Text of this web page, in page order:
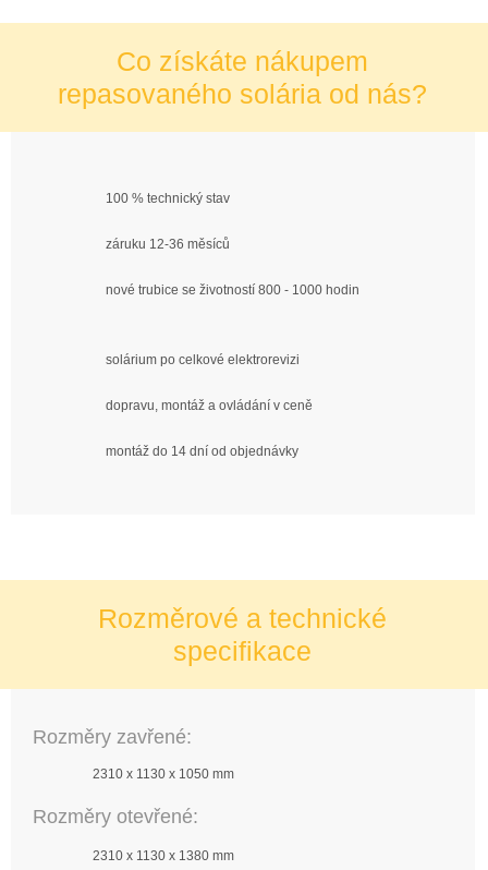
Co získáte nákupem
repasovaného solária od nás?
100 % technický stav
záruku 12-36 měsíců
nové trubice se životností 800 - 1000 hodin
solárium po celkové elektrorevizi
dopravu, montáž a ovládání v ceně
montáž do 14 dní od objednávky
Rozměrové a technické
specifikace
Rozměry zavřené:
2310 x 1130 x 1050 mm
Rozměry otevřené:
2310 x 1130 x 1380 mm